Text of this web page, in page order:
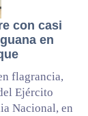
con casi
en
flagrancia,
Ejército
Nacional, en